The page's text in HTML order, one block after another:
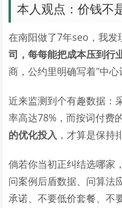
本人观点：价钱不
在南阳做了7年seo，我发
司，每每能把成本压到行
商，公约里明确写着"中心
近来监测到个有趣数据：
率高达78%，而按词付费
的优化投入 ，才算是保持
倘若你当初正纠结选哪家
问案例后盾数据、问算法
承诺、不要低价套餐、不